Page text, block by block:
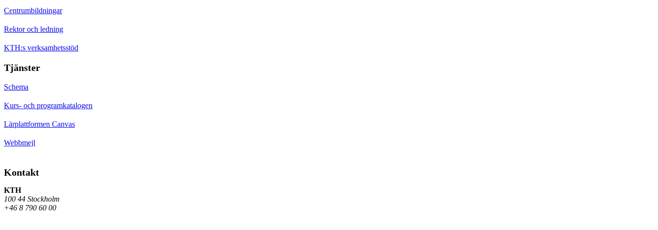
Centrumbildningar
Rektor och ledning
KTH:s verksamhetsstöd
Tjänster
Schema
Kurs- och programkatalogen
Lärplattformen Canvas
Webbmejl
Kontakt
KTH
100 44 Stockholm
+46 8 790 60 00